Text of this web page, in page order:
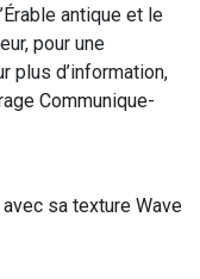
antique et le
pour une
plus d’information,
Communique-
sa texture Wave